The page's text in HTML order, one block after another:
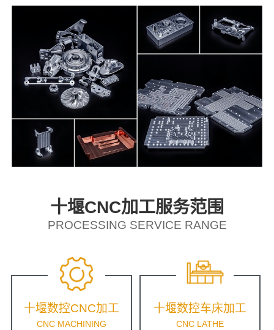
十堰CNC加工服务范围
PROCESSING SERVICE RANGE
十堰数控CNC加工
CNC MACHINING
十堰数控车床加工
CNC LATHE